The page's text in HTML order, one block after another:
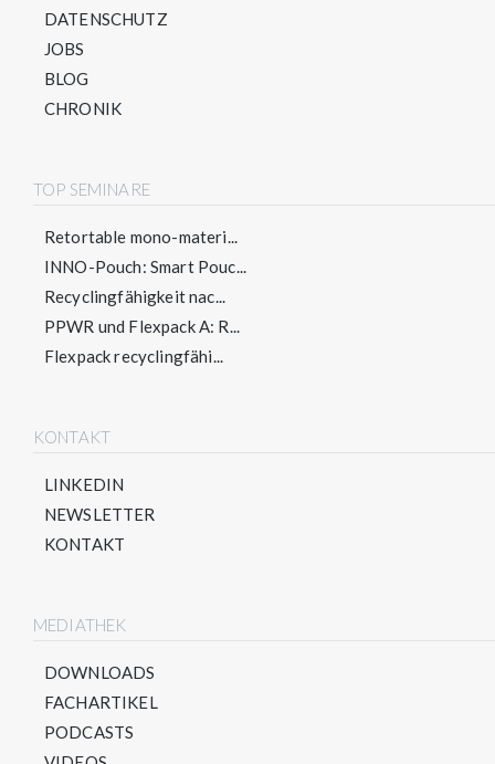
DATENSCHUTZ
JOBS
BLOG
CHRONIK
TOP SEMINARE
Retortable mono-materi...
INNO-Pouch: Smart Pouc...
Recyclingfähigkeit nac...
PPWR und Flexpack A: R...
Flexpack recyclingfähi...
KONTAKT
LINKEDIN
NEWSLETTER
KONTAKT
MEDIATHEK
DOWNLOADS
FACHARTIKEL
PODCASTS